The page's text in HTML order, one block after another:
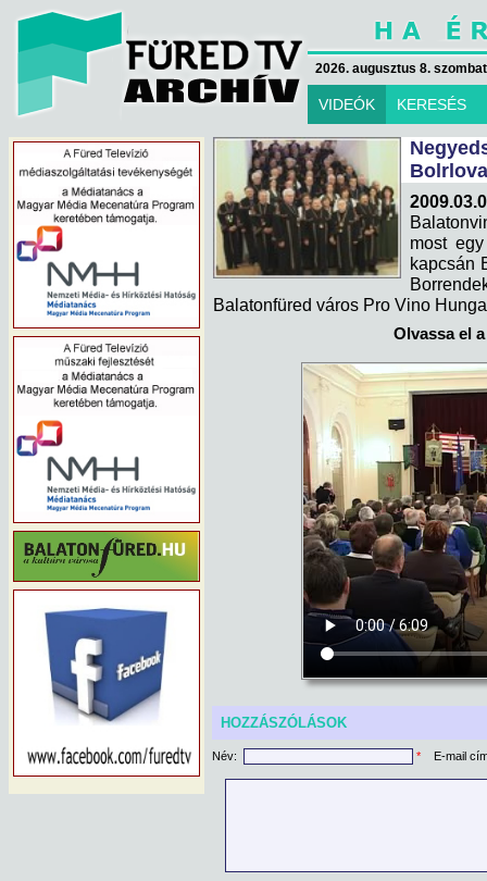
2026. augusztus 8.
VIDEÓK KERESÉS
most
kapcsán
Balatonfüred város Pro Vino
Olvassa el
HOZZÁSZÓLÁSOK
Név: * E-mail